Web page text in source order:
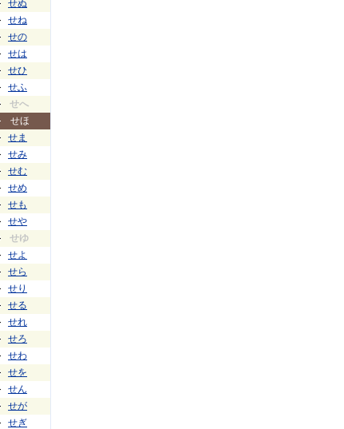
せぬ
せね
せの
せは
せひ
せふ
せへ
せほ
せま
せみ
せむ
せめ
せも
せや
せゆ
せよ
せら
せり
せる
せれ
せろ
せわ
せを
せん
せが
せぎ